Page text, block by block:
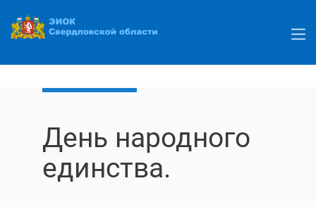
основному
День народного
единства.